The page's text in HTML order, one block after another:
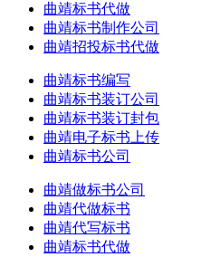
曲靖标书代做
曲靖标书制作公司
曲靖招投标书代做
曲靖标书编写
曲靖标书装订公司
曲靖标书装订封包
曲靖电子标书上传
曲靖标书公司
曲靖做标书公司
曲靖代做标书
曲靖代写标书
曲靖标书代做